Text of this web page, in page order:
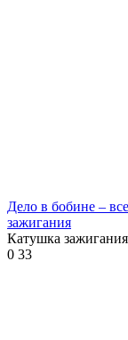
Дело в бобине –
зажигания
Катушка
0 33